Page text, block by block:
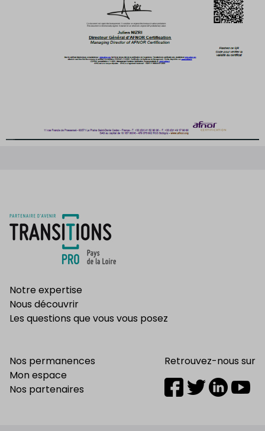
Notre expertise
Nous découvrir
Les questions que vous vous posez
Nos permanences
Mon espace
Nos partenaires
Retrouvez-nous sur